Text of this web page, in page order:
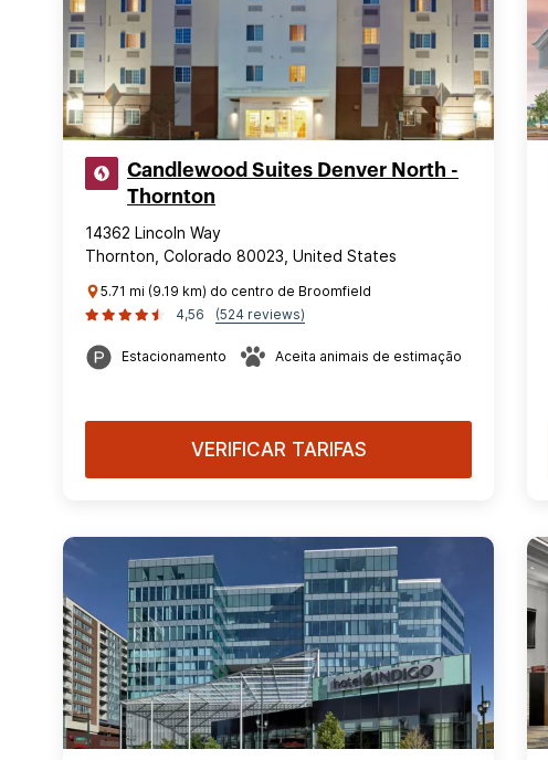
Candlewood Suites Denver North -
Thornton
14362 Lincoln Way
Thornton, Colorado 80023, United States
5.71 mi (9.19 km) do centro de Broomfield
4,56
(524 reviews)
Estacionamento Aceita animais de estimação
VERIFICAR TARIFAS